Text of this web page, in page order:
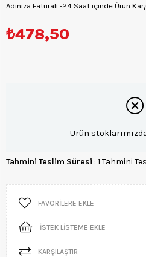
Adınıza Faturalı -24 Saat içinde Ürün
₺478,50
Ürün
Tahmini Teslim Süresi : 1 Tahmini
FAVORILERE EKLE
İSTEK LISTEME EKLE
KARŞILAŞTIR